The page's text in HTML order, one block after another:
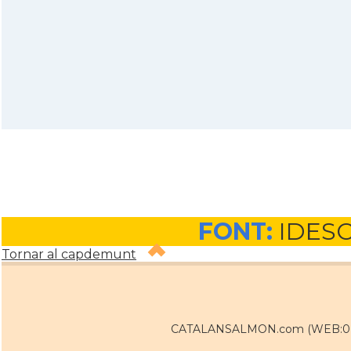
FONT:
Tornar al capdemunt
CATALANSALMON.com